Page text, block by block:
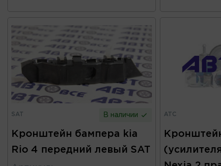
SAT В наличии
Кронштейн бампера kia
Rio 4 передний левый SAT
ATC